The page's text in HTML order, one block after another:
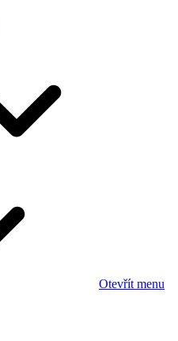
Otevřít menu